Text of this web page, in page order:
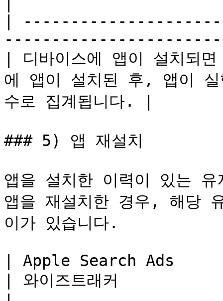
|
| 디바이스에 앱이 설치되
에 앱이 설치된 후, 앱이 실
수로 집계됩니다. |
### 5) 앱 재설치
앱을 설치한 이력이 있는
앱을 재설치한 경우, 해당
이가 있습니다.
| Apple Search Ads
| 와이즈트래커